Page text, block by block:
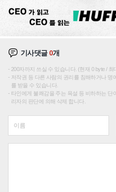
기사댓글0개
200자까지 쓰실 수 있습니다. (현재 0 byte / 최
저작권 등 다른 사람의 권리를 침해하거나 명
를 받을 수 있습니다.
타인에게 불쾌감을 주는 욕설 등 비하하는
리자의 판단에 의해 삭제 합니다.